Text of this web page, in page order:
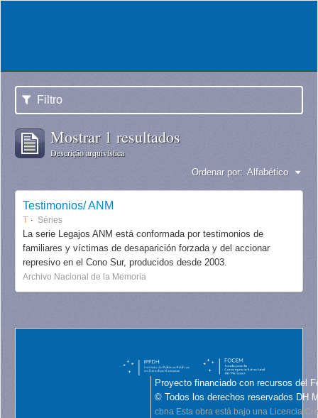
Filtro
Mostrar 1 resultados
Descrição arquivística
Ordenar por: Alfabético
Testimonios/ ANM
T Séries
La serie Legajos ANM está conformada por testimonios de
familiares y víctimas de desaparición forzada y del accionar
represivo en el Cono Sur, producidos desde 2003.
Archivo Nacional de la Memoria
Proyecto financiado con recursos del
© Todos los derechos reservados DH
cbna Esta obra está bajo una Licencia